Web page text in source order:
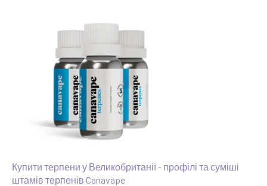
Купити терпени у Великобританії - профілі та суміші
штамів терпенів Canavape